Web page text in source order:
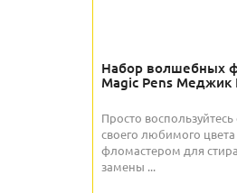
Набор волшебных
Magic Pens Меджик
Просто
своего любимого
фломастером для
замены ...